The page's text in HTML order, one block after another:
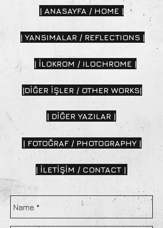
| YANSIMALAR / REFLECTIONS |
| İLOKROM / ILOCHROME |
| DİĞER YAZILAR |
| FOTOĞRAF / PHOTOGRAPHY |
|DİĞER İŞLER / OTHER WORKS|
| ANASAYFA / HOME |
| İLETİŞİM / CONTACT |